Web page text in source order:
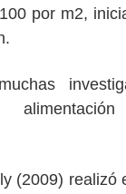
por m2,
(2009) realizó